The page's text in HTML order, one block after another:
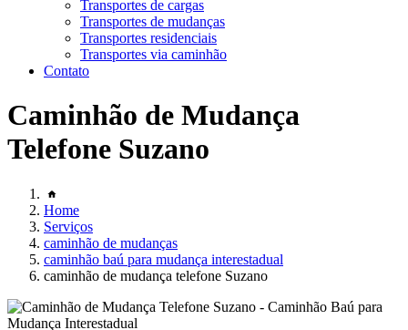
Transportes de cargas
Transportes de mudanças
Transportes residenciais
Transportes via caminhão
Contato
Caminhão de Mudança
Telefone Suzano
Home
Serviços
caminhão de mudanças
caminhão baú para mudança interestadual
caminhão de mudança telefone Suzano